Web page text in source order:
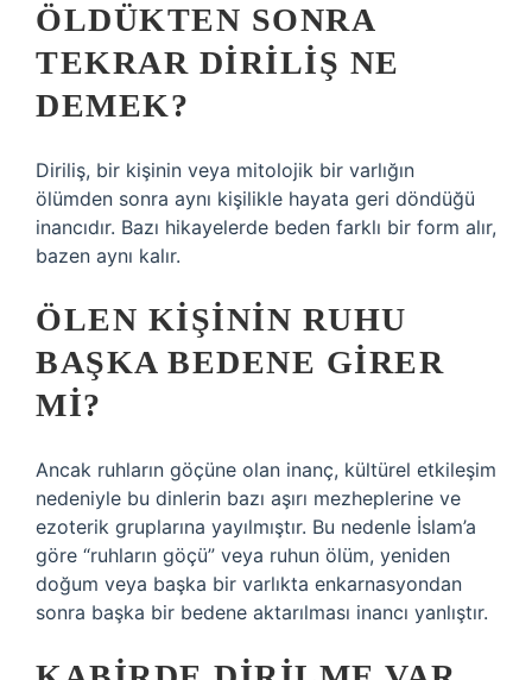
ÖLDÜKTEN SONRA
TEKRAR DIRILIŞ NE
DEMEK?
Diriliş, bir kişinin veya mitolojik bir varlığın
ölümden sonra aynı kişilikle hayata geri döndüğü
inancıdır. Bazı hikayelerde beden farklı bir form alır,
bazen aynı kalır.
ÖLEN KIŞININ RUHU
BAŞKA BEDENE GIRER
MI?
Ancak ruhların göçüne olan inanç, kültürel etkileşim
nedeniyle bu dinlerin bazı aşırı mezheplerine ve
ezoterik gruplarına yayılmıştır. Bu nedenle İslam’a
göre “ruhların göçü” veya ruhun ölüm, yeniden
doğum veya başka bir varlıkta enkarnasyondan
sonra başka bir bedene aktarılması inancı yanlıştır.